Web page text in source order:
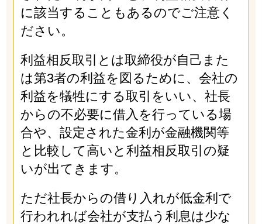
に該当することもあるのでご注意く
ださい。
利益相反取引とは取締役が自己また
は第3者の利益を図るために、会社の
利益を犠牲にする取引をいい、社長
からの不必要に借入を行っている場
合や、設定された金利が金融機関等
と比較して高いと利益相反取引の疑
いが出てきます。
ただ社長からの借り入れが低金利で
行われれば会社が支払う利息は少な